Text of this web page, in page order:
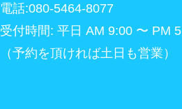
電話:080-5464-8077
受付時間: 平日 AM 9:00 〜 PM
（予約を頂ければ土日も営業）